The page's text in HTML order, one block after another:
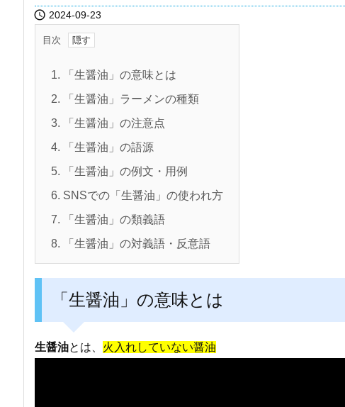
 2024-09-23
目次
1. 「生醤油」の意味とは
2. 「生醤油」ラーメンの種類
3. 「生醤油」の注意点
4. 「生醤油」の語源
5. 「生醤油」の例文・用例
6. SNSでの「生醤油」の使われ方
7. 「生醤油」の類義語
8. 「生醤油」の対義語・反意語
「生醤油」の意味とは
生醤油とは、 火入れしていない醤油